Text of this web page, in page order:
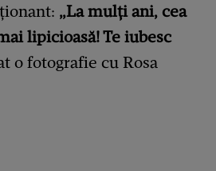
„La mulți ani, cea
lipicioasă! Te iubesc
o fotografie cu Rosa